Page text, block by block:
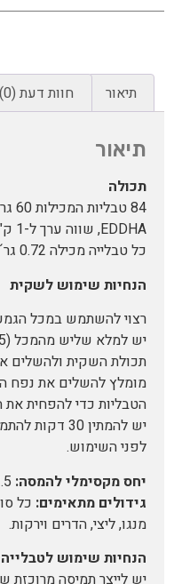
תיאור חוות דעת (0)
תיאור
תכולה
EDDHA, שווה ערך ל-1 ק"ג ברזל אבקתי 6%.
כל טבלייה מכילה 0.72 גר´ ברזל בכלאציה Fe-EDDHA.
הנחיות שימוש לשקית
רצוי להשתמש במכל הגמעה בנפח
תכולת השקית ולהשלים
מומלץ להשלים את נפח
הטבליות כדי להפחית
יש להמתין 30
לפני השימוש.
יחס מקסימלי להמסה:
גידולים מתאימים: כל
מנגו, ליצי, הדרים וירקות.
הנחיות שימוש
יש לייצר תמיסה